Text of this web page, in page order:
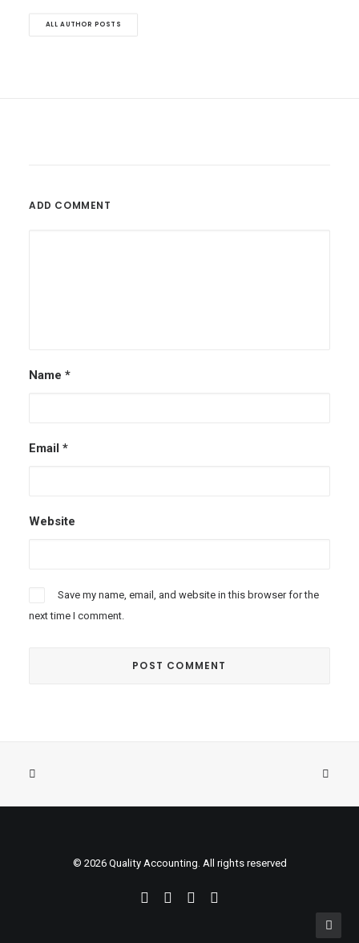
ALL AUTHOR POSTS
ADD COMMENT
Name *
Email *
Website
Save my name, email, and website in this browser for the
next time I comment.
© 2026 Quality Accounting. All rights reserved